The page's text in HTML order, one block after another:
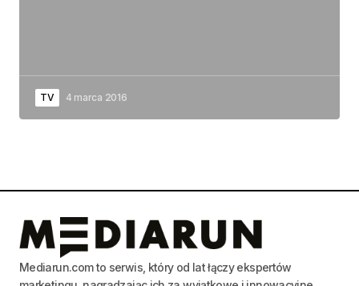
TV 4 marca 2016
Mediarun.com to serwis, który od lat łączy ekspertów